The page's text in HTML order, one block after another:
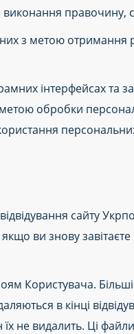
правочину,
з метою отримання
інтерфейсах та
обробки
сайту
ви знову
Користувача.
в кінці
не видалить. Ці